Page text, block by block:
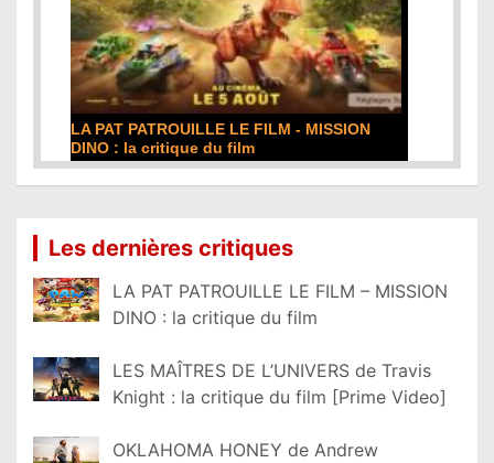
DE LA COMÉDIE-FRANÇAISE : la critique du
film
Les dernières critiques
LA PAT PATROUILLE LE FILM – MISSION
DINO : la critique du film
LES MAÎTRES DE L’UNIVERS de Travis
Knight : la critique du film [Prime Video]
OKLAHOMA HONEY de Andrew